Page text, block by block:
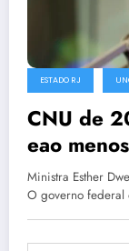
ESTADO RJ
CNU de
eao
Ministra Esther
O governo